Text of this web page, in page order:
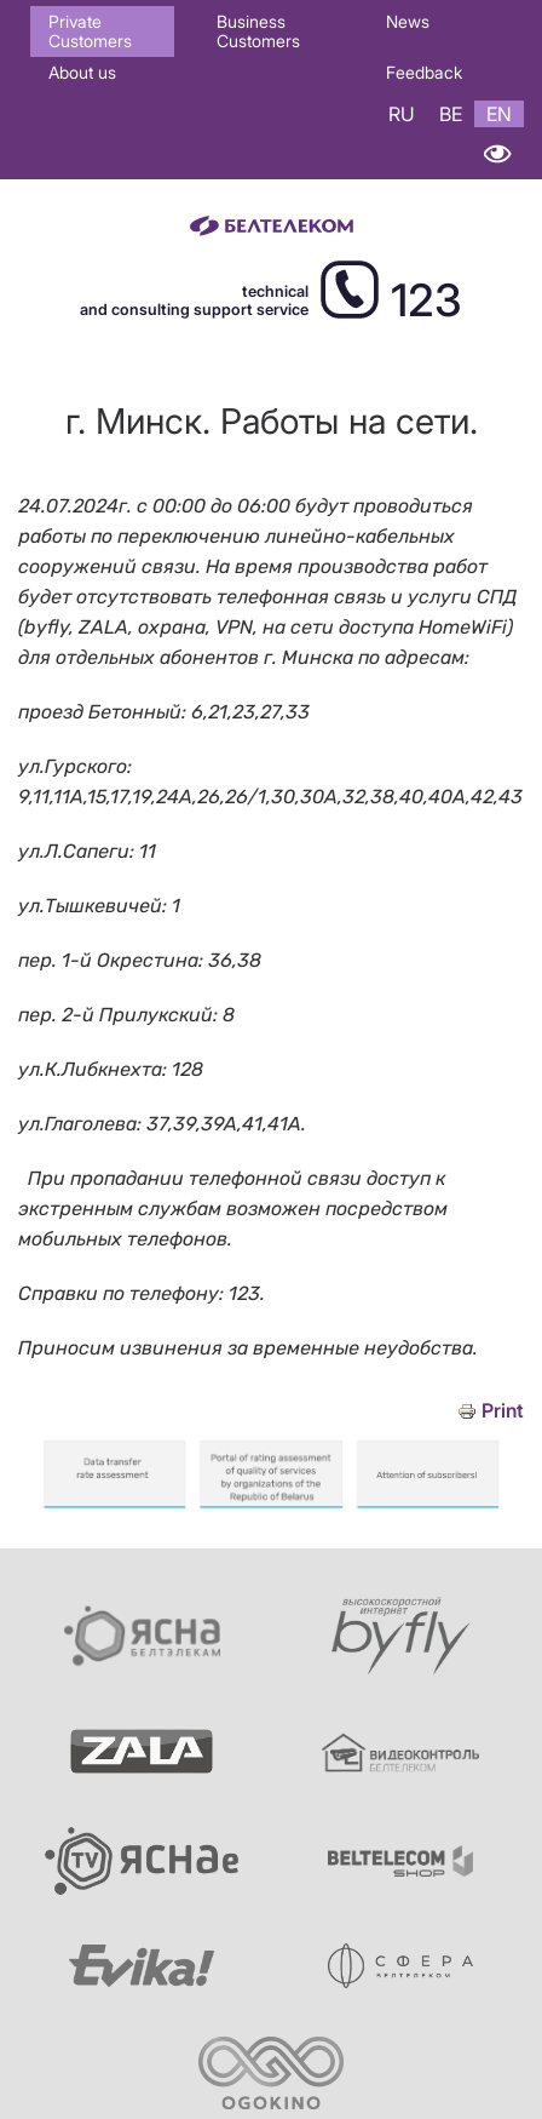
Основная
навигация
Private
Customers
Business
Customers
News
About us Feedback
RU BE EN
technical
and consulting support service
123
г. Минск. Работы на сети.
24.07.2024г. с 00:00 до 06:00 будут проводиться
работы по переключению линейно-кабельных
сооружений связи. На время производства работ
будет отсутствовать телефонная связь и услуги СПД
(byfly, ZALA, охрана, VPN, на сети доступа HomeWiFi)
для отдельных абонентов г. Минска по адресам:
проезд Бетонный: 6,21,23,27,33
ул.Гурского:
9,11,11А,15,17,19,24А,26,26/1,30,30А,32,38,40,40А,42,43
ул.Л.Сапеги: 11
ул.Тышкевичей: 1
пер. 1-й Окрестина: 36,38
пер. 2-й Прилукский: 8
ул.К.Либкнехта: 128
ул.Глаголева: 37,39,39А,41,41А.
При пропадании телефонной связи доступ к
экстренным службам возможен посредством
мобильных телефонов.
Справки по телефону: 123.
Приносим извинения за временные неудобства.
Print